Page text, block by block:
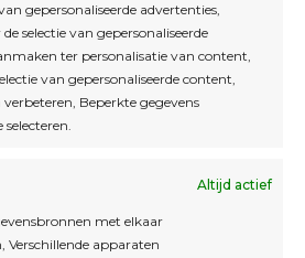
gepersonaliseerde advertenties,
selectie van gepersonaliseerde
ter personalisatie van content,
van gepersonaliseerde content,
Beperkte gegevens
Altijd actief
met elkaar
apparaten
of toffe acties?
achter.